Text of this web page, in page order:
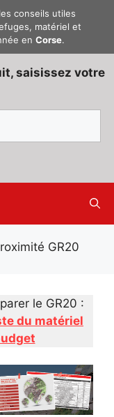
conseils utiles
matériel et
en Corse.
saisissez votre
GR20
le GR20 :
du matériel